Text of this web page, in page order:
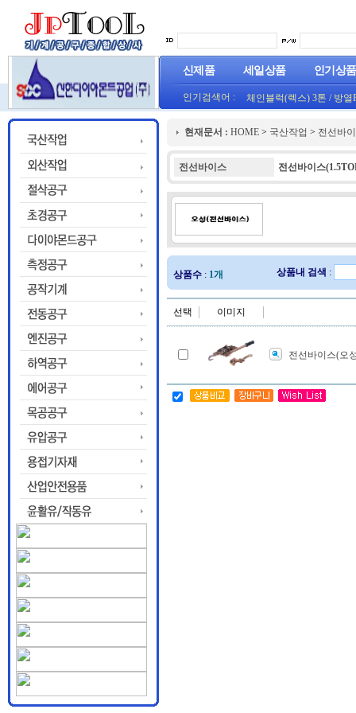
신제품 세일상품 인기상품
인기검색어 : 체인블럭(렉스) 3톤 / 방열
(오렌지) (1롤50M)
프로라인 줄자(코메론)자
현재문서 : HOME > 국산작업 > 전선바
전선바이스 전선바이스
상품수 : 1개 상품내 검색 :
선택 이미지
전선바이스(오